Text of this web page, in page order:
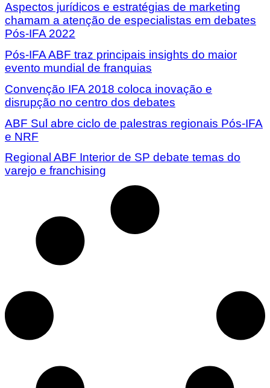
Aspectos jurídicos e estratégias de marketing
chamam a atenção de especialistas em debates
Pós-IFA 2022
Pós-IFA ABF traz principais insights do maior
evento mundial de franquias
Convenção IFA 2018 coloca inovação e
disrupção no centro dos debates
ABF Sul abre ciclo de palestras regionais Pós-IFA
e NRF
Regional ABF Interior de SP debate temas do
varejo e franchising